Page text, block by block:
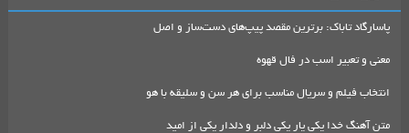
پاسارگاد تاباک: برترین مقصد پیپ‌های دست‌ساز و اصل
معنی و تعبیر اسب در فال قهوه
انتخاب فیلم و سریال مناسب برای هر سن و سلیقه با هو
متن آهنگ خدا یکی یار یکی دلبر و دلدار یکی از امید